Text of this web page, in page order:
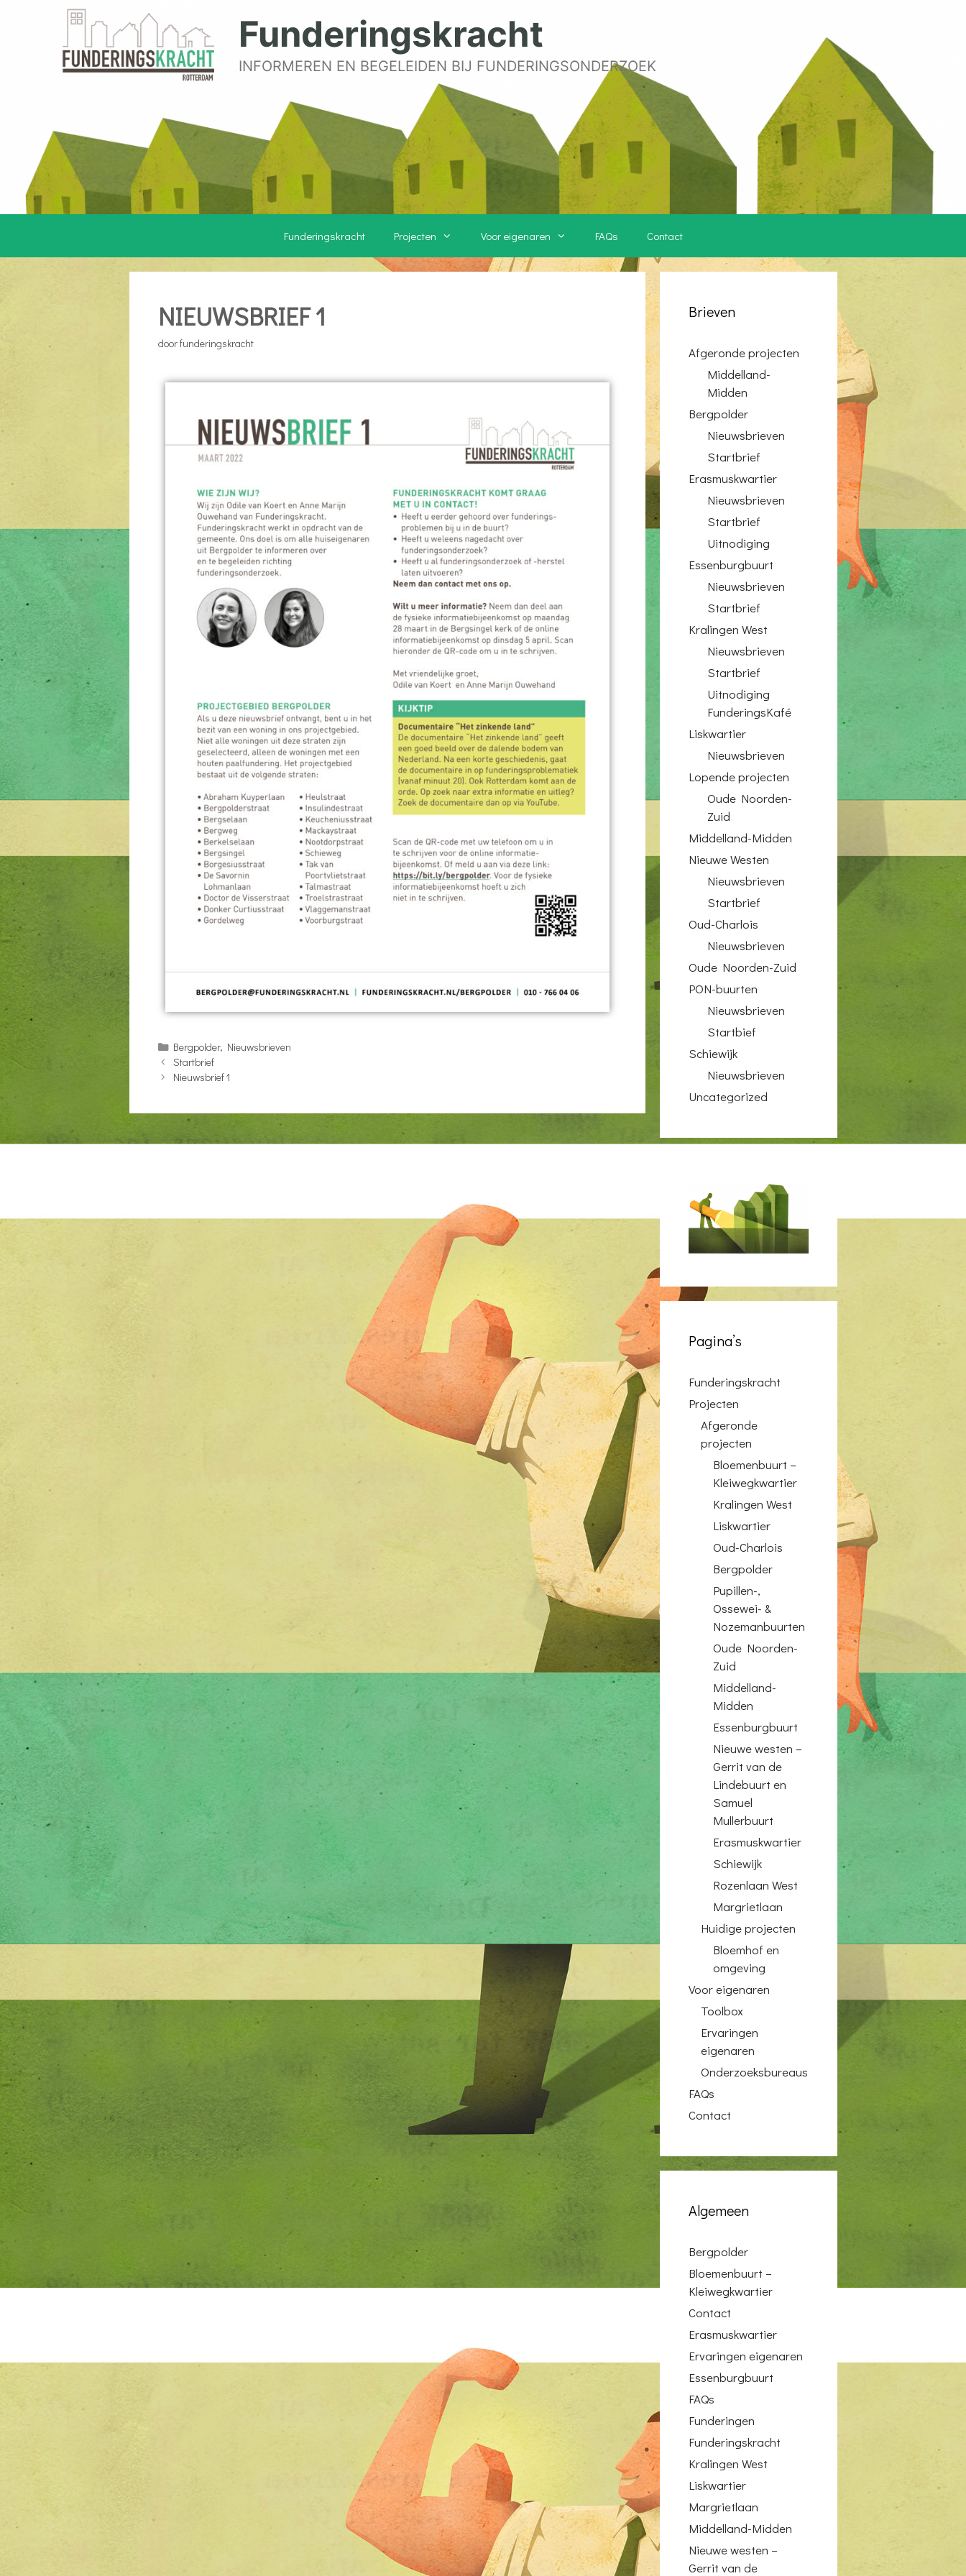
Funderingskracht
INFORMEREN EN BEGELEIDEN BIJ FUNDERINGSONDERZOEK
Funderingskracht Projecten Voor eigenaren FAQs Contact
NIEUWSBRIEF 1
doorfunderingskracht
Bergpolder, Nieuwsbrieven
Startbrief
Nieuwsbrief 1
Brieven
Afgeronde projecten
Middelland-
Midden
Bergpolder
Nieuwsbrieven
Startbrief
Erasmuskwartier
Nieuwsbrieven
Startbrief
Uitnodiging
Essenburgbuurt
Nieuwsbrieven
Startbrief
Kralingen West
Nieuwsbrieven
Startbrief
Uitnodiging
FunderingsKafé
Liskwartier
Nieuwsbrieven
Lopende projecten
Oude Noorden-
Zuid
Middelland-Midden
Nieuwe Westen
Nieuwsbrieven
Startbrief
Oud-Charlois
Nieuwsbrieven
Oude Noorden-Zuid
PON-buurten
Nieuwsbrieven
Startbief
Schiewijk
Nieuwsbrieven
Uncategorized
Pagina’s
Funderingskracht
Projecten
Afgeronde
projecten
Bloemenbuurt –
Kleiwegkwartier
Kralingen West
Liskwartier
Oud-Charlois
Bergpolder
Pupillen-,
Ossewei- &
Nozemanbuurten
Oude Noorden-
Zuid
Middelland-
Midden
Essenburgbuurt
Nieuwe westen –
Gerrit van de
Lindebuurt en
Samuel
Mullerbuurt
Erasmuskwartier
Schiewijk
Rozenlaan West
Margrietlaan
Huidige projecten
Bloemhof en
omgeving
Voor eigenaren
Toolbox
Ervaringen
eigenaren
Onderzoeksbureaus
FAQs
Contact
Algemeen
Bergpolder
Bloemenbuurt –
Kleiwegkwartier
Contact
Erasmuskwartier
Ervaringen eigenaren
Essenburgbuurt
FAQs
Funderingen
Funderingskracht
Kralingen West
Liskwartier
Margrietlaan
Middelland-Midden
Nieuwe westen –
Gerrit van de